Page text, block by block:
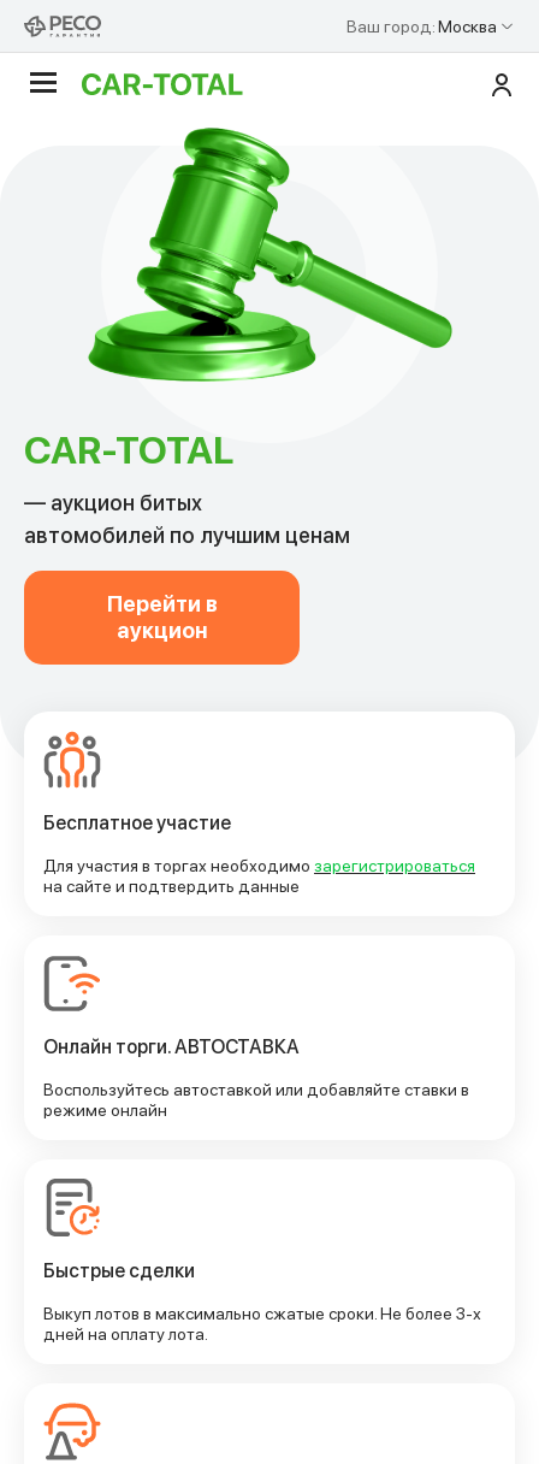
Ваш город:Москва
Сайт Car-Total.
CAR-TOTAL
— аукцион битых
автомобилей по лучшим ценам
Перейти в
аукцион
Преимущества
Бесплатное участие
Для участия в торгах необходимо зарегистрироваться
на сайте и подтвердить данные
Онлайн торги. АВТОСТАВКА
Воспользуйтесь автоставкой или добавляйте ставки в
режиме онлайн
Быстрые сделки
Выкуп лотов в максимально сжатые сроки. Не более 3-х
дней на оплату лота.